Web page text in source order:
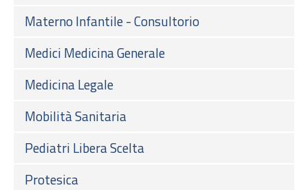
Materno Infantile - Consultorio
Medici Medicina Generale
Medicina Legale
Mobilità Sanitaria
Pediatri Libera Scelta
Protesica